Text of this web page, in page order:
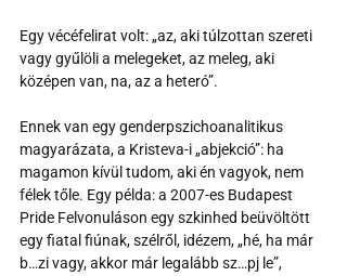
Egy vécéfelirat volt: „az, aki túlzottan szereti
vagy gyűlöli a melegeket, az meleg, aki
középen van, na, az a heteró”.
Ennek van egy genderpszichoanalitikus
magyarázata, a Kristeva-i „abjekció”: ha
magamon kívül tudom, aki én vagyok, nem
félek tőle. Egy példa: a 2007-es Budapest
Pride Felvonuláson egy szkinhed beüvöltött
egy fiatal fiúnak, szélről, idézem, „hé, ha már
b…zi vagy, akkor már legalább sz…pj le”,